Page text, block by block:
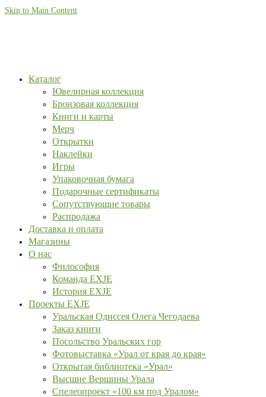
Skip to Main Content
Каталог
Ювелирная коллекция
Бронзовая коллекция
Книги и карты
Мерч
Открытки
Наклейки
Игры
Упаковочная бумага
Подарочные сертификаты
Сопутствующие товары
Распродажа
Доставка и оплата
Магазины
О нас
Философия
Команда EXJE
История EXJE
Проекты EXJE
Уральская Одиссея Олега Чегодаева
Заказ книги
Посольство Уральских гор
Фотовыставка «Урал от края до края»
Открытая библиотека «Урал»
Высшие Вершины Урала
Спелеопроект «100 км под Уралом»